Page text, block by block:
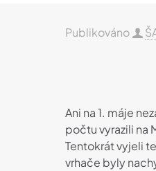
Publikováno
Ani na 1. máje
počtu vyrazili na
Tentokrát vyjeli
vrhače byly